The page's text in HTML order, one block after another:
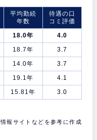
平均勤続
年数
待遇の口
コミ評価
18.0年
4.0
18.7年
3.7
14.0年
3.7
19.1年
4.1
15.81年 3.0
報サイトなどを参考に作成